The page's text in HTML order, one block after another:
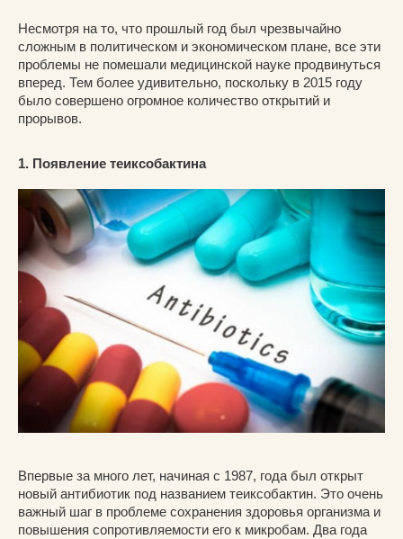
Несмотря на то, что прошлый год был чрезвычайно
сложным в политическом и экономическом плане, все эти
проблемы не помешали медицинской науке продвинуться
вперед. Тем более удивительно, поскольку в 2015 году
было совершено огромное количество открытий и
прорывов.
1. Появление теиксобактина
Впервые за много лет, начиная с 1987, года был открыт
новый антибиотик под названием теиксобактин. Это очень
важный шаг в проблеме сохранения здоровья организма и
повышения сопротивляемости его к микробам. Два года